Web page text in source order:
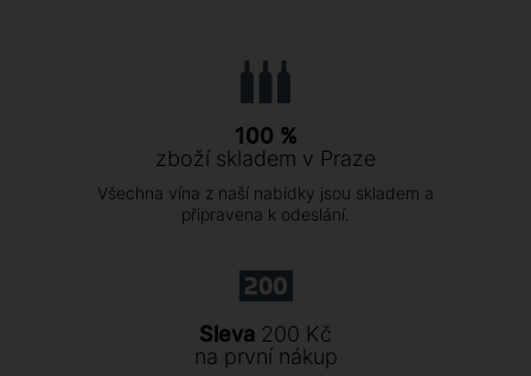
100 %
zboží skladem v Praze
Všechna vína z naší nabídky jsou skladem a
připravena k odeslání.
Sleva 200 Kč
na první nákup